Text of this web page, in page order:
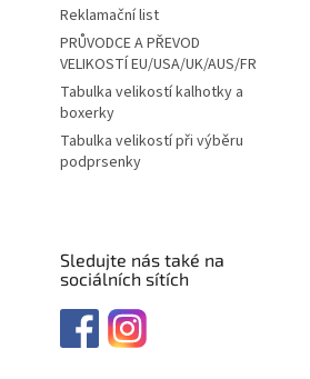
Reklamační list
PRŮVODCE A PŘEVOD
VELIKOSTÍ EU/USA/UK/AUS/FR
Tabulka velikostí kalhotky a
boxerky
Tabulka velikostí při výběru
podprsenky
Sledujte nás také na
sociálních sítích